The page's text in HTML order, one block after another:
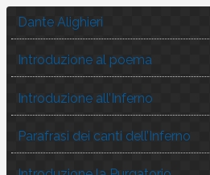
Dante Alighieri
Introduzione al poema
Introduzione all’Inferno
Parafrasi dei canti dell’Inferno